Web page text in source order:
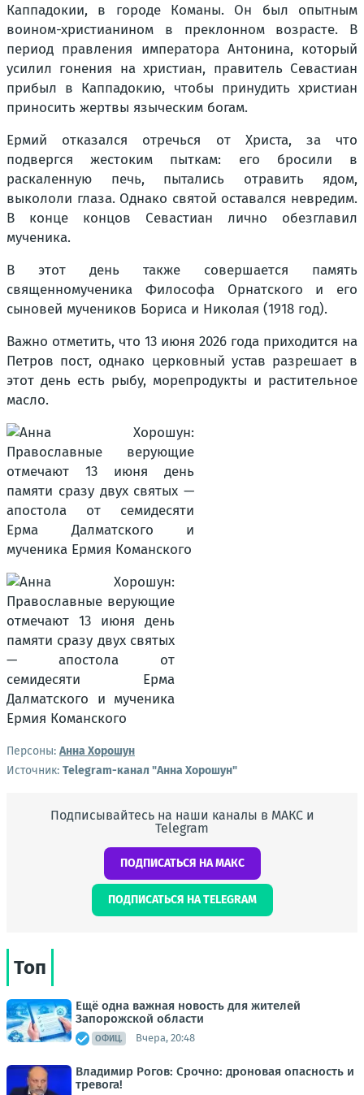
Каппадокии, в городе Команы. Он был опытным
воином-христианином в преклонном возрасте. В
период правления императора Антонина, который
усилил гонения на христиан, правитель Севастиан
прибыл в Каппадокию, чтобы принудить христиан
приносить жертвы языческим богам.
Ермий отказался отречься от Христа, за что
подвергся жестоким пыткам: его бросили в
раскаленную печь, пытались отравить ядом,
выкололи глаза. Однако святой оставался невредим.
В конце концов Севастиан лично обезглавил
мученика.
В этот день также совершается память
священномученика Философа Орнатского и его
сыновей мучеников Бориса и Николая (1918 год).
Важно отметить, что 13 июня 2026 года приходится на
Петров пост, однако церковный устав разрешает в
этот день есть рыбу, морепродукты и растительное
масло.
Персоны: Анна Хорошун
Источник: Telegram-канал "Анна Хорошун"
Подписывайтесь на наши каналы в МАКС и
Telegram
ПОДПИСАТЬСЯ НА МАКС
ПОДПИСАТЬСЯ НА TELEGRAM
Топ
Ещё одна важная новость для жителей
Запорожской области
ОФИЦ. Вчера, 20:48
Владимир Рогов: Срочно: дроновая опасность и
тревога!